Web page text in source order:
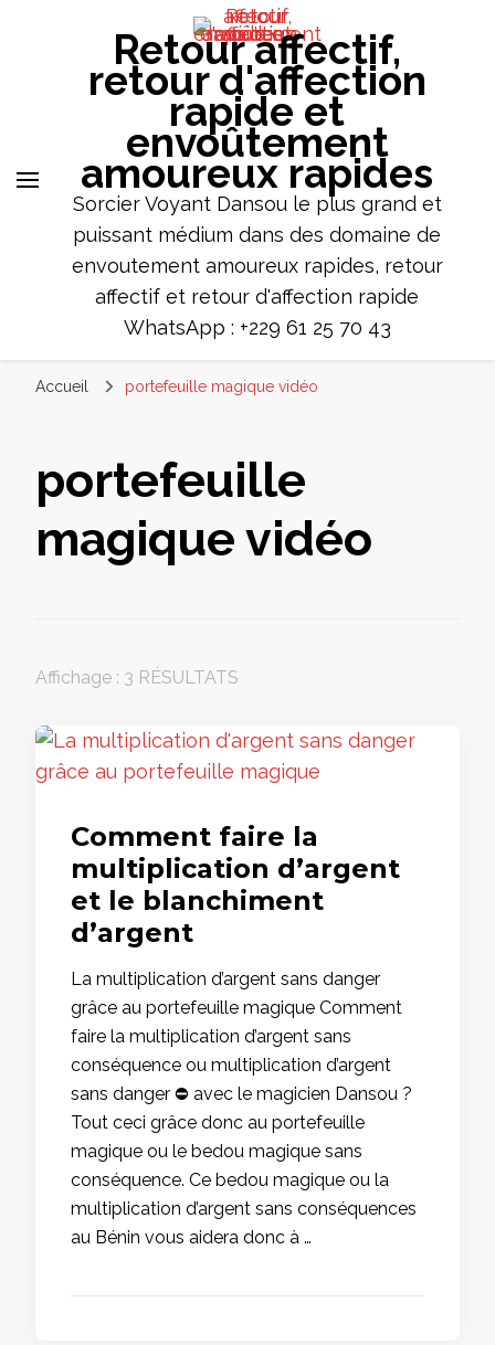
Retour affectif,
retour d'affection
rapide et
envoûtement
amoureux rapides
Sorcier Voyant Dansou le plus grand et
puissant médium dans des domaine de
envoutement amoureux rapides, retour
affectif et retour d'affection rapide
WhatsApp : +229 61 25 70 43
Accueil portefeuille magique vidéo
portefeuille
magique vidéo
Affichage : 3 RÉSULTATS
Comment faire la
multiplication d’argent
et le blanchiment
d’argent
La multiplication d’argent sans danger
grâce au portefeuille magique Comment
faire la multiplication d’argent sans
conséquence ou multiplication d’argent
sans danger ⛔ avec le magicien Dansou ?
Tout ceci grâce donc au portefeuille
magique ou le bedou magique sans
conséquence. Ce bedou magique ou la
multiplication d’argent sans conséquences
au Bénin vous aidera donc à …